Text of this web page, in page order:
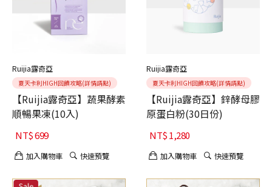
Ruijia露奇亞
夏天卡利HIGH回饋攻略(詳情請點)
【Ruijia露奇亞】蔬果酵素
順暢果凍(10入)
NT$699
加入購物車 快速預覽
Ruijia露奇亞
夏天卡利HIGH回饋攻略(詳情請點)
【Ruijia露奇亞】鋅酵母膠
原蛋白粉(30日份)
NT$1,280
加入購物車 快速預覽